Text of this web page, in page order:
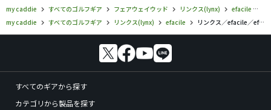
my caddie すべてのゴルフギア フェアウェイウッド リンクス(lynx) efacile
my caddie
すべてのゴルフギア リンクス(lynx) efacile リンクス／efacile／efacile（エファシル） ジュエル フェアウェイウッドの口コミ評価
すべてのギアから探す
カテゴリから製品を探す